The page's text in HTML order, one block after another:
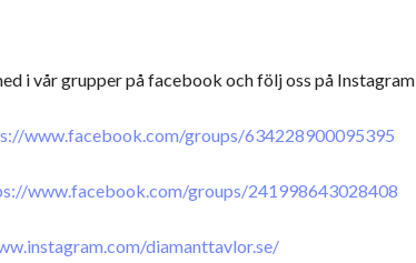
i vår grupper på facebook och följ oss på Instagram
www.facebook.com/groups/634228900095395
www.facebook.com/groups/241998643028408
diamanttavlor.se/